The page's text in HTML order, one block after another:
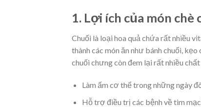
1. Lợi ích của món
Chuối là loại hoa quả chứa rất nhiều
thành các món ăn như bánh chuối,
chuối chưng còn đem lại rất nhiều
Làm ấm cơ thể trong những ngày
Hỗ trợ điều trị các bệnh về tim